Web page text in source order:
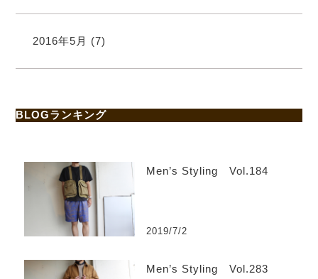
2016年5月 (7)
BLOGランキング
Men’s Styling Vol.184
2019/7/2
Men’s Styling Vol.283